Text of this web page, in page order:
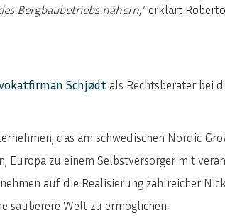
Bergbaubetriebs nähern,"erklärt Roberto
Schjødt als Rechtsberater bei
das am schwedischen Nordic
Europa zu einem Selbstversorger mit
auf die Realisierung zahlreicher
sauberere Welt zu ermöglichen.